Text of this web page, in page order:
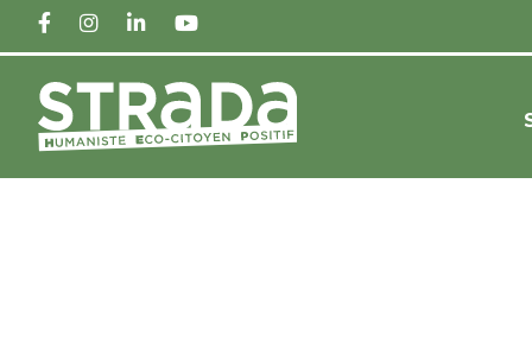
FACEBOOKINSTAGRAM
LINKEDINYOUTUBE